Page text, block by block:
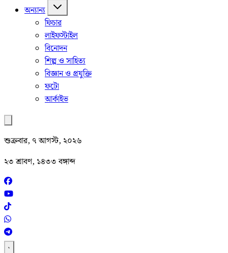
অন্যান্য
ফিচার
লাইফস্টাইল
বিনোদন
শিল্প ও সাহিত্য
বিজ্ঞান ও প্রযুক্তি
ফটো
আর্কাইভ
শুক্রবার, ৭ আগস্ট, ২০২৬
২৩ শ্রাবণ, ১৪৩৩ বঙ্গাব্দ